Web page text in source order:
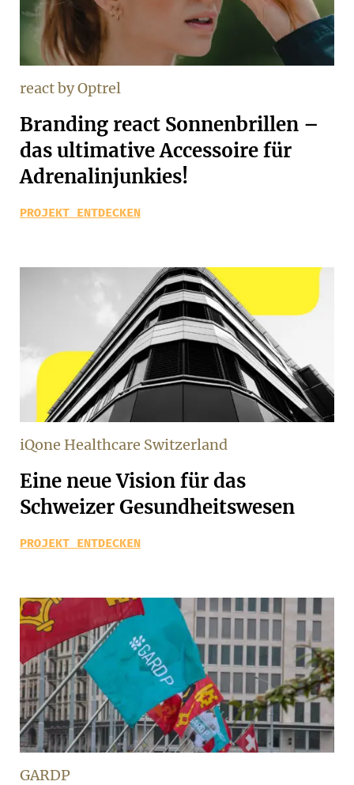
react by Optrel
Branding react Sonnenbrillen –
das ultimative Accessoire für
Adrenalinjunkies!
PROJEKT ENTDECKEN
iQone Healthcare Switzerland
Eine neue Vision für das
Schweizer Gesundheitswesen
PROJEKT ENTDECKEN
GARDP